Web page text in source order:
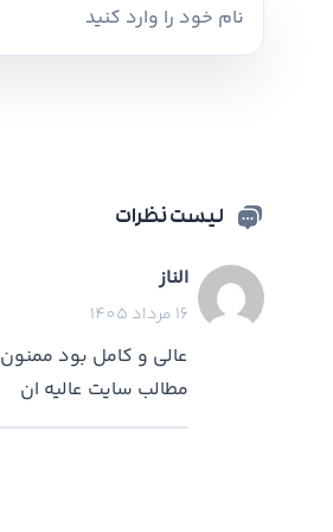
لیست نظرات
الناز
16 مرداد 1405
عالی و کامل بود ممنون
مطالب سایت عالیه ان